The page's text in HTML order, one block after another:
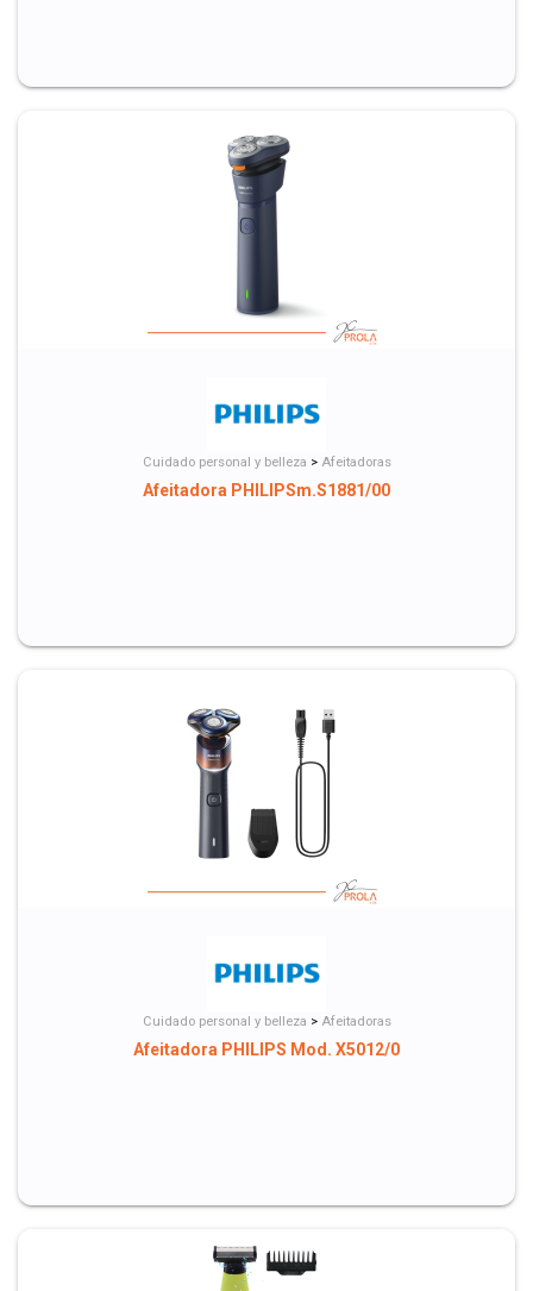
Cuidado personal y belleza >Afeitadoras
Afeitadora PHILIPSm.S1881/00
Cuidado personal y belleza >Afeitadoras
Afeitadora PHILIPS Mod. X5012/0